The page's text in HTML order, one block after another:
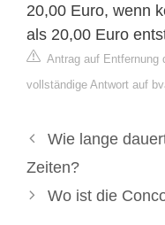
20,00 Euro, wenn
als 20,00 Euro
Antrag auf Entfernung
vollständige Antwort auf
Wie lange
Zeiten?
Wo ist die